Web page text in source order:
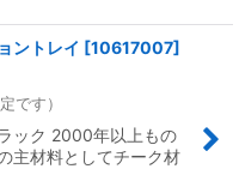
ントレイ [10617007]
です）
ック 2000年以上もの
主材料としてチーク材